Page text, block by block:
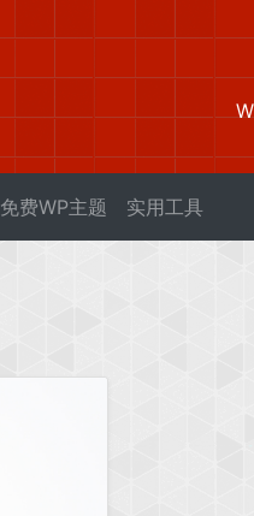
免费WP主题 实用工具